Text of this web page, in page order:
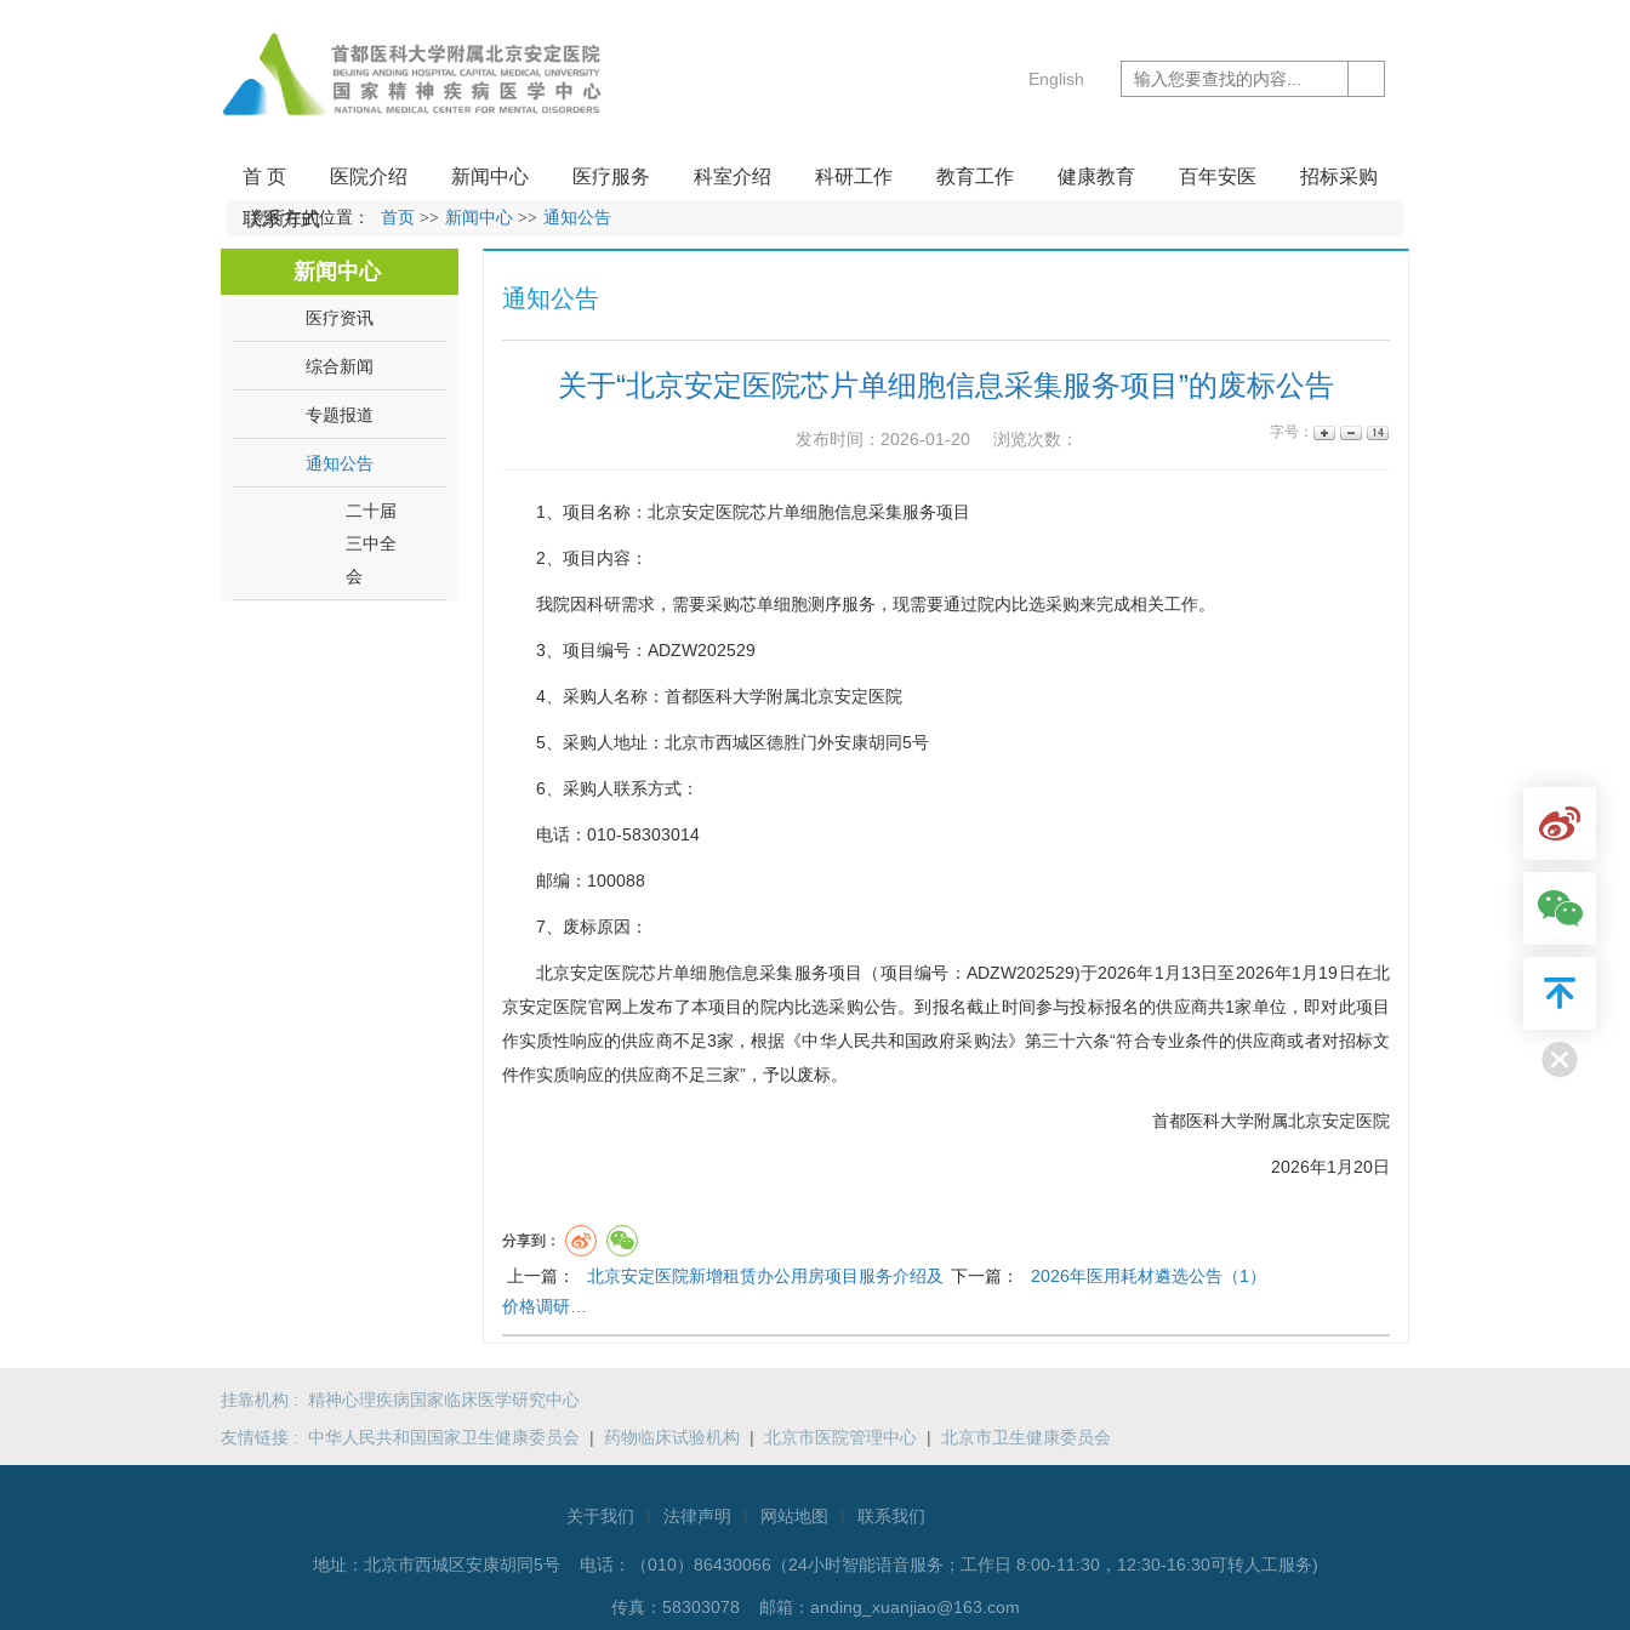
English
首 页 医院介绍 新闻中心 医疗服务 科室介绍 科研工作 教育工作 健康教育 百年安医 招标采购
联系方式
您所在的位置： 首页 >> 新闻中心 >> 通知公告
新闻中心
医疗资讯
综合新闻
专题报道
通知公告
二十届
三中全
会
通知公告
关于“北京安定医院芯片单细胞信息采集服务项目”的废标公告
发布时间：2026-01-20 浏览次数： 字号：
1、项目名称：北京安定医院芯片单细胞信息采集服务项目
2、项目内容：
我院因科研需求，需要采购芯单细胞测序服务，现需要通过院内比选采购来完成相关工作。
3、项目编号：ADZW202529
4、采购人名称：首都医科大学附属北京安定医院
5、采购人地址：北京市西城区德胜门外安康胡同5号
6、采购人联系方式：
电话：010-58303014
邮编：100088
7、废标原因：
北京安定医院芯片单细胞信息采集服务项目（项目编号：ADZW202529)于2026年1月13日至2026年1月19日在北
京安定医院官网上发布了本项目的院内比选采购公告。到报名截止时间参与投标报名的供应商共1家单位，即对此项目
作实质性响应的供应商不足3家，根据《中华人民共和国政府采购法》第三十六条“符合专业条件的供应商或者对招标文
件作实质响应的供应商不足三家”，予以废标。
首都医科大学附属北京安定医院
2026年1月20日
分享到：
上一篇：
北京安定医院新增租赁办公用房项目服务介绍及
价格调研…
下一篇： 2026年医用耗材遴选公告（1）
挂靠机构 : 精神心理疾病国家临床医学研究中心
友情链接 : 中华人民共和国国家卫生健康委员会 | 药物临床试验机构 | 北京市医院管理中心 | 北京市卫生健康委员会
关于我们 法律声明 网站地图 联系我们
地址：北京市西城区安康胡同5号 电话： （010）86430066（24小时智能语音服务；工作日 8:00-11:30，12:30-16:30可转人工服务)
传真：58303078 邮箱：anding_xuanjiao@163.com